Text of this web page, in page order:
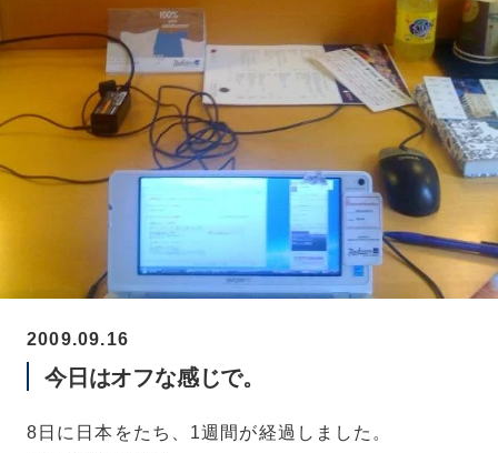
2009.09.16
今日はオフな感じで。
8日に日本をたち、1週間が経過しました。